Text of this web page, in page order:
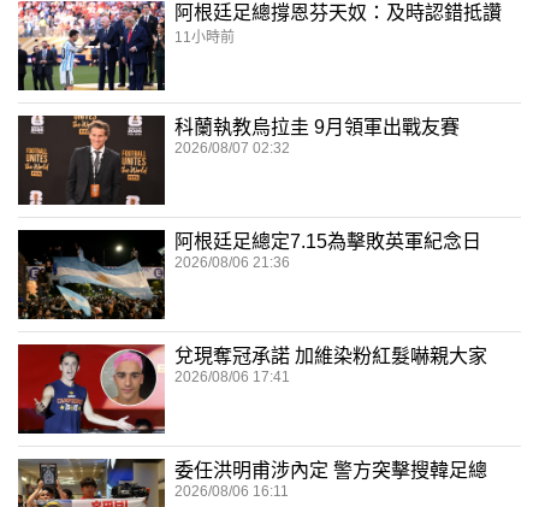
阿根廷足總撐恩芬天奴：及時認錯抵讚
11小時前
科蘭執教烏拉圭 9月領軍出戰友賽
2026/08/07 02:32
阿根廷足總定7.15為擊敗英軍紀念日
2026/08/06 21:36
兌現奪冠承諾 加維染粉紅髮嚇親大家
2026/08/06 17:41
委任洪明甫涉內定 警方突擊搜韓足總
2026/08/06 16:11